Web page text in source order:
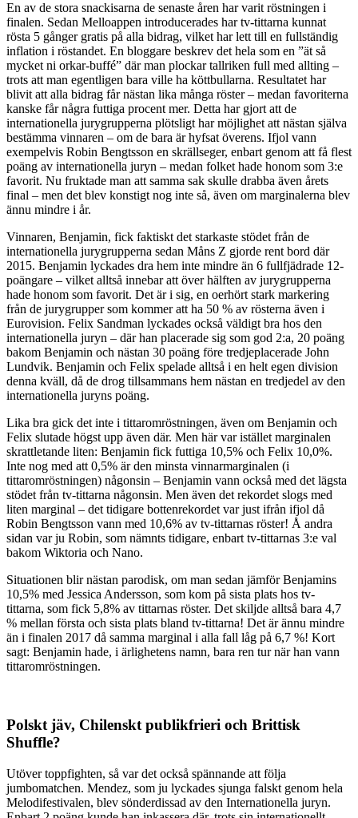
En av de stora snackisarna de senaste åren har varit röstningen i
finalen. Sedan Melloappen introducerades har tv-tittarna kunnat
rösta 5 gånger gratis på alla bidrag, vilket har lett till en fullständig
inflation i röstandet. En bloggare beskrev det hela som en ”ät så
mycket ni orkar-buffé” där man plockar tallriken full med allting –
trots att man egentligen bara ville ha köttbullarna. Resultatet har
blivit att alla bidrag får nästan lika många röster – medan favoriterna
kanske får några futtiga procent mer. Detta har gjort att de
internationella jurygrupperna plötsligt har möjlighet att nästan själva
bestämma vinnaren – om de bara är hyfsat överens. Ifjol vann
exempelvis Robin Bengtsson en skrällseger, enbart genom att få flest
poäng av internationella juryn – medan folket hade honom som 3:e
favorit. Nu fruktade man att samma sak skulle drabba även årets
final – men det blev konstigt nog inte så, även om marginalerna blev
ännu mindre i år.
Vinnaren, Benjamin, fick faktiskt det starkaste stödet från de
internationella jurygrupperna sedan Måns Z gjorde rent bord där
2015. Benjamin lyckades dra hem inte mindre än 6 fullfjädrade 12-
poängare – vilket alltså innebar att över hälften av jurygrupperna
hade honom som favorit. Det är i sig, en oerhört stark markering
från de jurygrupper som kommer att ha 50 % av rösterna även i
Eurovision. Felix Sandman lyckades också väldigt bra hos den
internationella juryn – där han placerade sig som god 2:a, 20 poäng
bakom Benjamin och nästan 30 poäng före tredjeplacerade John
Lundvik. Benjamin och Felix spelade alltså i en helt egen division
denna kväll, då de drog tillsammans hem nästan en tredjedel av den
internationella juryns poäng.
Lika bra gick det inte i tittaromröstningen, även om Benjamin och
Felix slutade högst upp även där. Men här var istället marginalen
skrattletande liten: Benjamin fick futtiga 10,5% och Felix 10,0%.
Inte nog med att 0,5% är den minsta vinnarmarginalen (i
tittaromröstningen) någonsin – Benjamin vann också med det lägsta
stödet från tv-tittarna någonsin. Men även det rekordet slogs med
liten marginal – det tidigare bottenrekordet var just ifrån ifjol då
Robin Bengtsson vann med 10,6% av tv-tittarnas röster! Å andra
sidan var ju Robin, som nämnts tidigare, enbart tv-tittarnas 3:e val
bakom Wiktoria och Nano.
Situationen blir nästan parodisk, om man sedan jämför Benjamins
10,5% med Jessica Andersson, som kom på sista plats hos tv-
tittarna, som fick 5,8% av tittarnas röster. Det skiljde alltså bara 4,7
% mellan första och sista plats bland tv-tittarna! Det är ännu mindre
än i finalen 2017 då samma marginal i alla fall låg på 6,7 %! Kort
sagt: Benjamin hade, i ärlighetens namn, bara ren tur när han vann
tittaromröstningen.
Polskt jäv, Chilenskt publikfrieri och Brittisk
Shuffle?
Utöver toppfighten, så var det också spännande att följa
jumbomatchen. Mendez, som ju lyckades sjunga falskt genom hela
Melodifestivalen, blev sönderdissad av den Internationella juryn.